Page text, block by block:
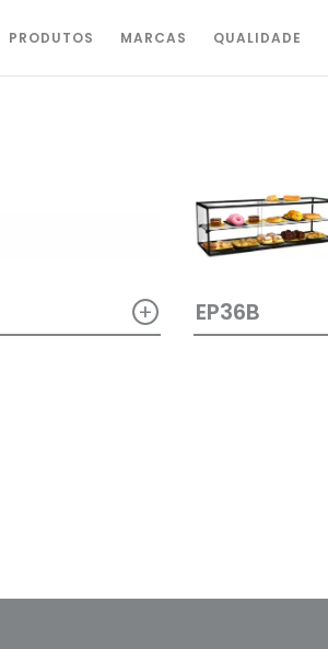
PRODUTOS MARCAS QUALIDADE
+ EP36B